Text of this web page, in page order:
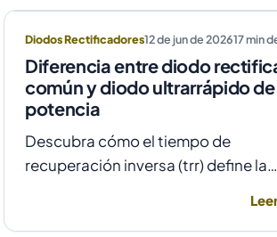
Diodos Rectificadores12 de jun de 202617min
Diferencia entre diodo
común y diodo ultrarrápido de
potencia
Descubra cómo el tiempo de
recuperación inversa (trr) define la
común y uno ultrarrápido para evitar